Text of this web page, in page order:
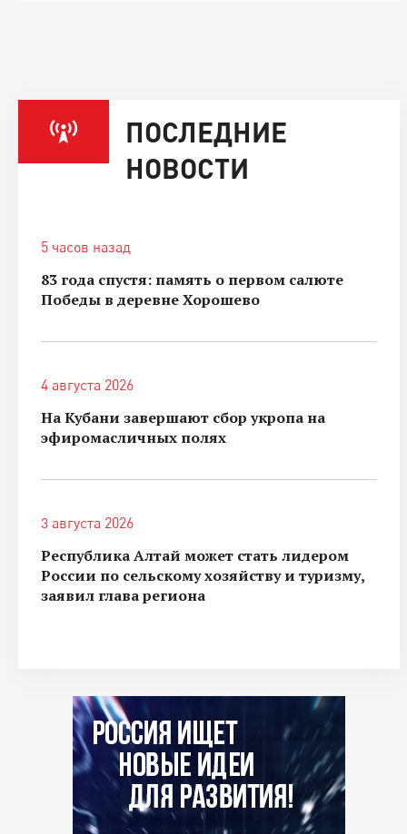
ПОСЛЕДНИЕ
НОВОСТИ
5 часов назад
83 года спустя: память о первом салюте
Победы в деревне Хорошево
4 августа 2026
На Кубани завершают сбор укропа на
эфиромасличных полях
3 августа 2026
Республика Алтай может стать лидером
России по сельскому хозяйству и туризму,
заявил глава региона